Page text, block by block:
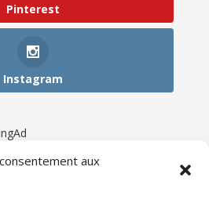
aux
Pinterest
Instagram